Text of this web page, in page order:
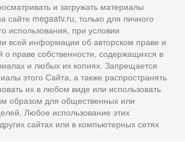
и загружать материалы
сайте megaatv.ru, только для личного
использования, при условии
всей информации об авторском праве и
о праве собственности, содержащихся в
и любых их копиях. Запрещается
этого Сайта, а также распространять
их в любом виде или использовать
образом для общественных или
Любое использование этих
сайтах или в компьютерных сетях